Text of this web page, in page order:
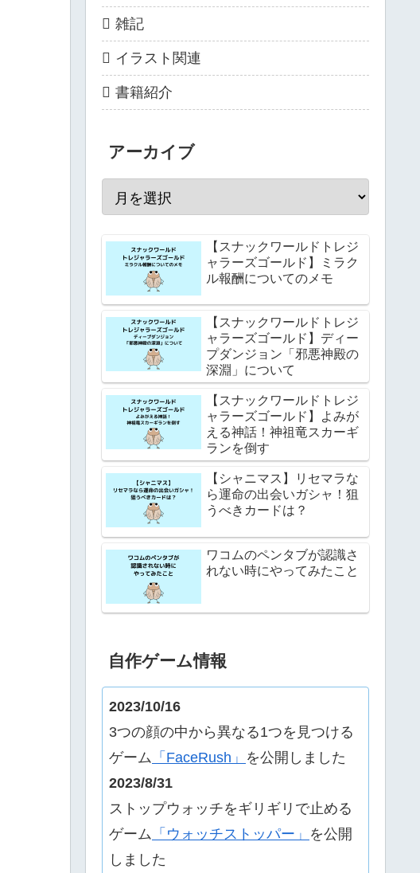
雑記
イラスト関連
書籍紹介
アーカイブ
【スナックワールドトレジ
ャラーズゴールド】ミラク
ル報酬についてのメモ
【スナックワールドトレジ
ャラーズゴールド】ディー
プダンジョン「邪悪神殿の
深淵」について
【スナックワールドトレジ
ャラーズゴールド】よみが
える神話！神祖竜スカーギ
ランを倒す
【シャニマス】リセマラな
ら運命の出会いガシャ！狙
うべきカードは？
ワコムのペンタブが認識さ
れない時にやってみたこと
自作ゲーム情報
2023/10/16
3つの顔の中から異なる1つを見つける
ゲーム 「FaceRush」 を公開しました
2023/8/31
ストップウォッチをギリギリで止める
ゲーム 「ウォッチストッパー」 を公開
しました